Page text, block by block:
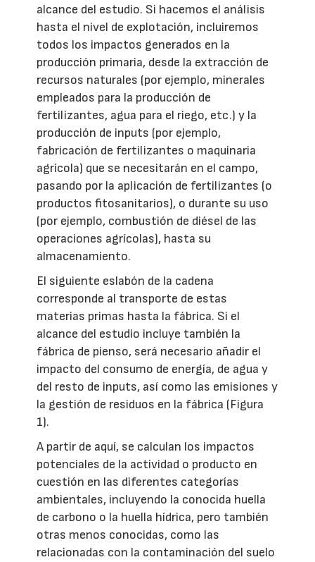
alcance del estudio. Si hacemos el análisis
hasta el nivel de explotación, incluiremos
todos los impactos generados en la
producción primaria, desde la extracción de
recursos naturales (por ejemplo, minerales
empleados para la producción de
fertilizantes, agua para el riego, etc.) y la
producción de inputs (por ejemplo,
fabricación de fertilizantes o maquinaria
agrícola) que se necesitarán en el campo,
pasando por la aplicación de fertilizantes (o
productos fitosanitarios), o durante su uso
(por ejemplo, combustión de diésel de las
operaciones agrícolas), hasta su
almacenamiento.
El siguiente eslabón de la cadena
corresponde al transporte de estas
materias primas hasta la fábrica. Si el
alcance del estudio incluye también la
fábrica de pienso, será necesario añadir el
impacto del consumo de energía, de agua y
del resto de inputs, así como las emisiones y
la gestión de residuos en la fábrica (Figura
1).
A partir de aquí, se calculan los impactos
potenciales de la actividad o producto en
cuestión en las diferentes categorías
ambientales, incluyendo la conocida huella
de carbono o la huella hídrica, pero también
otras menos conocidas, como las
relacionadas con la contaminación del suelo